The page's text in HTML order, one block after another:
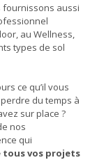
fournissons aussi
au Wellness,
types de sol
ce qu’il vous
du temps à
sur place ?
nos
qui
tous vos projets